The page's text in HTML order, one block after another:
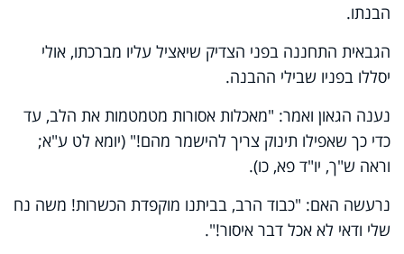
הבנתו.
הגבאית התחננה בפני הצדיק שיאציל עליו מברכתו, אולי
יסללו בפניו שבילי ההבנה.
נענה הגאון ואמר: "מאכלות אסורות מטמטמות את הלב, עד
כדי כך שאפילו תינוק צריך להישמר מהם!" (יומא לט ע"א;
וראה ש"ך, יו"ד פא, כו).
נרעשה האם: "כבוד הרב, בביתנו מוקפדת הכשרות! משה נח
שלי ודאי לא אכל דבר איסור!".